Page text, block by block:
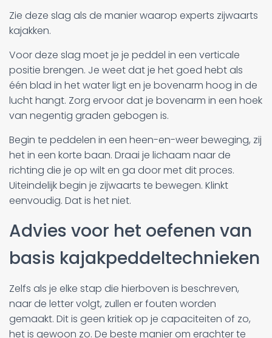
Zie deze slag als de manier waarop experts zijwaarts
kajakken.
Voor deze slag moet je je peddel in een verticale
positie brengen. Je weet dat je het goed hebt als
één blad in het water ligt en je bovenarm hoog in de
lucht hangt. Zorg ervoor dat je bovenarm in een hoek
van negentig graden gebogen is.
Begin te peddelen in een heen-en-weer beweging, zij
het in een korte baan. Draai je lichaam naar de
richting die je op wilt en ga door met dit proces.
Uiteindelijk begin je zijwaarts te bewegen. Klinkt
eenvoudig. Dat is het niet.
Advies voor het oefenen van
basis kajakpeddeltechnieken
Zelfs als je elke stap die hierboven is beschreven,
naar de letter volgt, zullen er fouten worden
gemaakt. Dit is geen kritiek op je capaciteiten of zo,
het is gewoon zo. De beste manier om erachter te